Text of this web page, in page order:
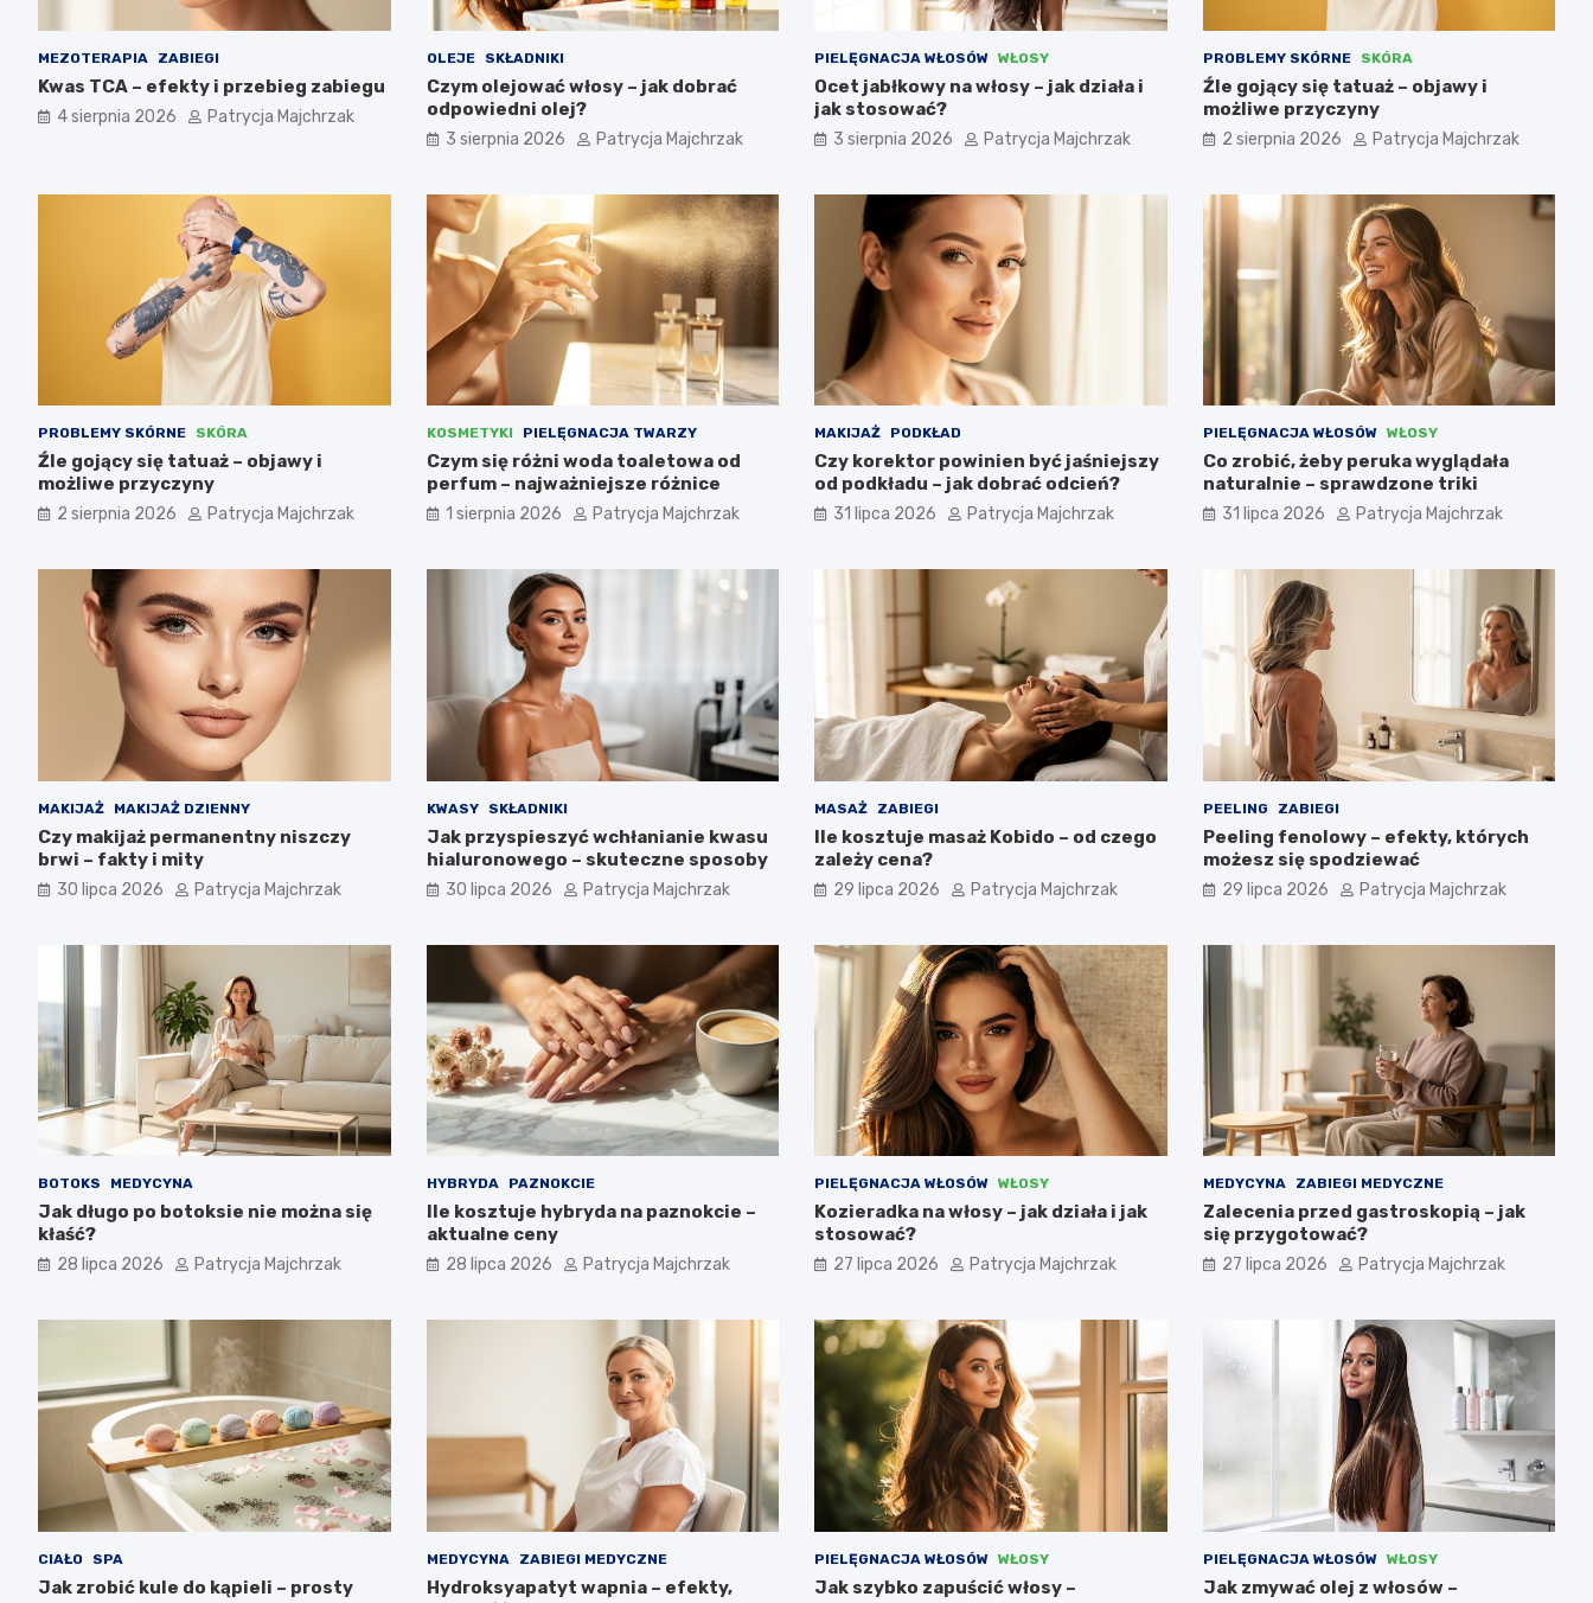
MEZOTERAPIA ZABIEGI
Kwas TCA – efekty i przebieg zabiegu
4 sierpnia 2026 Patrycja Majchrzak
OLEJE SKŁADNIKI
Czym olejować włosy – jak dobrać
odpowiedni olej?
3 sierpnia 2026 Patrycja Majchrzak
PIELĘGNACJA WŁOSÓW WŁOSY
Ocet jabłkowy na włosy – jak działa i
jak stosować?
3 sierpnia 2026 Patrycja Majchrzak
PROBLEMY SKÓRNE SKÓRA
Źle gojący się tatuaż – objawy i
możliwe przyczyny
2 sierpnia 2026 Patrycja Majchrzak
PROBLEMY SKÓRNE SKÓRA
Źle gojący się tatuaż – objawy i
możliwe przyczyny
2 sierpnia 2026 Patrycja Majchrzak
KOSMETYKI PIELĘGNACJA TWARZY
Czym się różni woda toaletowa od
perfum – najważniejsze różnice
1 sierpnia 2026 Patrycja Majchrzak
MAKIJAŻ PODKŁAD
Czy korektor powinien być jaśniejszy
od podkładu – jak dobrać odcień?
31 lipca 2026 Patrycja Majchrzak
PIELĘGNACJA WŁOSÓW WŁOSY
Co zrobić, żeby peruka wyglądała
naturalnie – sprawdzone triki
31 lipca 2026 Patrycja Majchrzak
MAKIJAŻ MAKIJAŻ DZIENNY
Czy makijaż permanentny niszczy
brwi – fakty i mity
30 lipca 2026 Patrycja Majchrzak
KWASY SKŁADNIKI
Jak przyspieszyć wchłanianie kwasu
hialuronowego – skuteczne sposoby
30 lipca 2026 Patrycja Majchrzak
MASAŻ ZABIEGI
Ile kosztuje masaż Kobido – od czego
zależy cena?
29 lipca 2026 Patrycja Majchrzak
PEELING ZABIEGI
Peeling fenolowy – efekty, których
możesz się spodziewać
29 lipca 2026 Patrycja Majchrzak
BOTOKS MEDYCYNA
Jak długo po botoksie nie można się
kłaść?
28 lipca 2026 Patrycja Majchrzak
HYBRYDA PAZNOKCIE
Ile kosztuje hybryda na paznokcie –
aktualne ceny
28 lipca 2026 Patrycja Majchrzak
PIELĘGNACJA WŁOSÓW WŁOSY
Kozieradka na włosy – jak działa i jak
stosować?
27 lipca 2026 Patrycja Majchrzak
MEDYCYNA ZABIEGI MEDYCZNE
Zalecenia przed gastroskopią – jak
się przygotować?
27 lipca 2026 Patrycja Majchrzak
CIAŁO SPA
Jak zrobić kule do kąpieli – prosty
MEDYCYNA ZABIEGI MEDYCZNE
Hydroksyapatyt wapnia – efekty,
PIELĘGNACJA WŁOSÓW WŁOSY
Jak szybko zapuścić włosy –
PIELĘGNACJA WŁOSÓW WŁOSY
Jak zmywać olej z włosów –